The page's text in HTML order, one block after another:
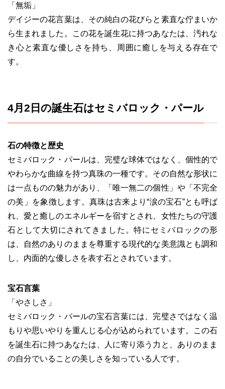
「無垢」
デイジーの花言葉は、その純白の花びらと素直な佇まいか
ら生まれました。この花を誕生花に持つあなたは、汚れな
き心と素直な優しさを持ち、周囲に癒しを与える存在で
す。
4月2日の誕生石はセミバロック・パール
石の特徴と歴史
セミバロック・パールは、完璧な球体ではなく、個性的で
やわらかな曲線を持つ真珠の一種です。その自然な形状に
は一点ものの魅力があり、「唯一無二の個性」や「不完全
の美」を象徴します。真珠は古来より“涙の宝石”とも呼ば
れ、愛と癒しのエネルギーを宿すとされ、女性たちの守護
石として大切にされてきました。特にセミバロックの形
は、自然のありのままを尊重する現代的な美意識とも調和
し、内面的な優しさを表す石とされています。
宝石言葉
「やさしさ」
セミバロック・パールの宝石言葉には、完璧さではなく温
もりや思いやりを重んじる心が込められています。この石
を誕生石に持つあなたは、人に寄り添う力と、ありのまま
の自分でいることの美しさを知っている人です。